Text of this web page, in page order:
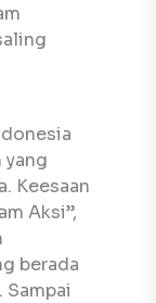
yang
Keesaan
Aksi”,
berada